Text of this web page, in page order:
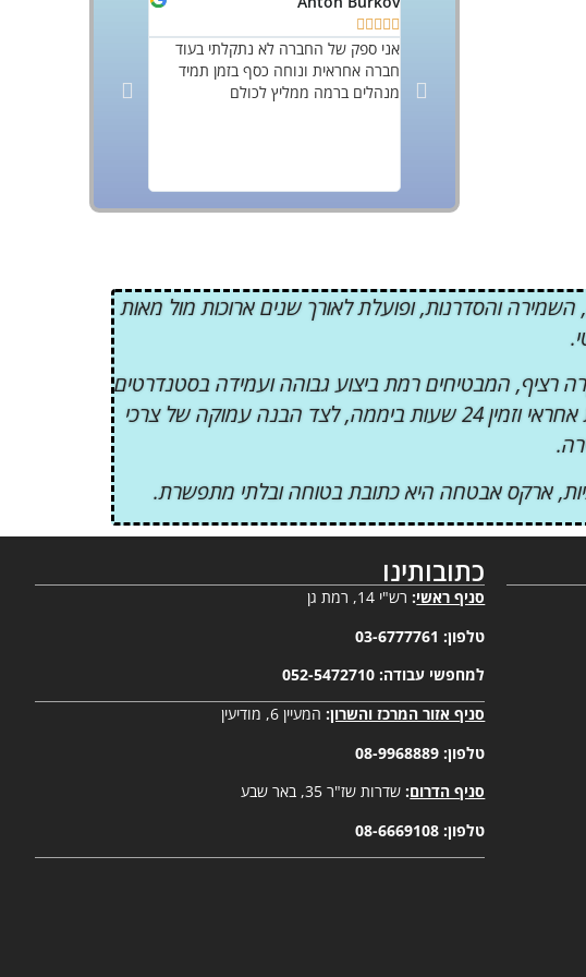





אני ספק של החברה לא נתקלתי בעוד
חברה אחראית ונוחה כסף בזמן תמיד
מנהלים ברמה ממליץ לכולם
ומנומסים פוטרים כל
והסדרנות, ופועלת לאורך שנים ארוכות מול מאות
רציף, המבטיחים רמת ביצוע גבוהה ועמידה בסטנדרטים
מחמירים בכל פרויקט. לקוחותינו בוחרים בארקס בזכות שילוב מוכח של מקצועיות, אמינות ושירות אחראי וזמין 24 שעות ביממה, לצד הבנה עמוקה של צרכי
ארקס אבטחה היא כתובת בטוחה ובלתי מתפשרת.
כתובותינו
סניף ראשי:רש"י 14, רמת גן
טלפון: 03-6777761
למחפשי עבודה: 052-5472710
סניף אזור המרכז והשרון:המעיין 6, מודיעין
טלפון: 08-9968889
סניף הדרום:שדרות שז"ר 35, באר שבע
טלפון: 08-6669108